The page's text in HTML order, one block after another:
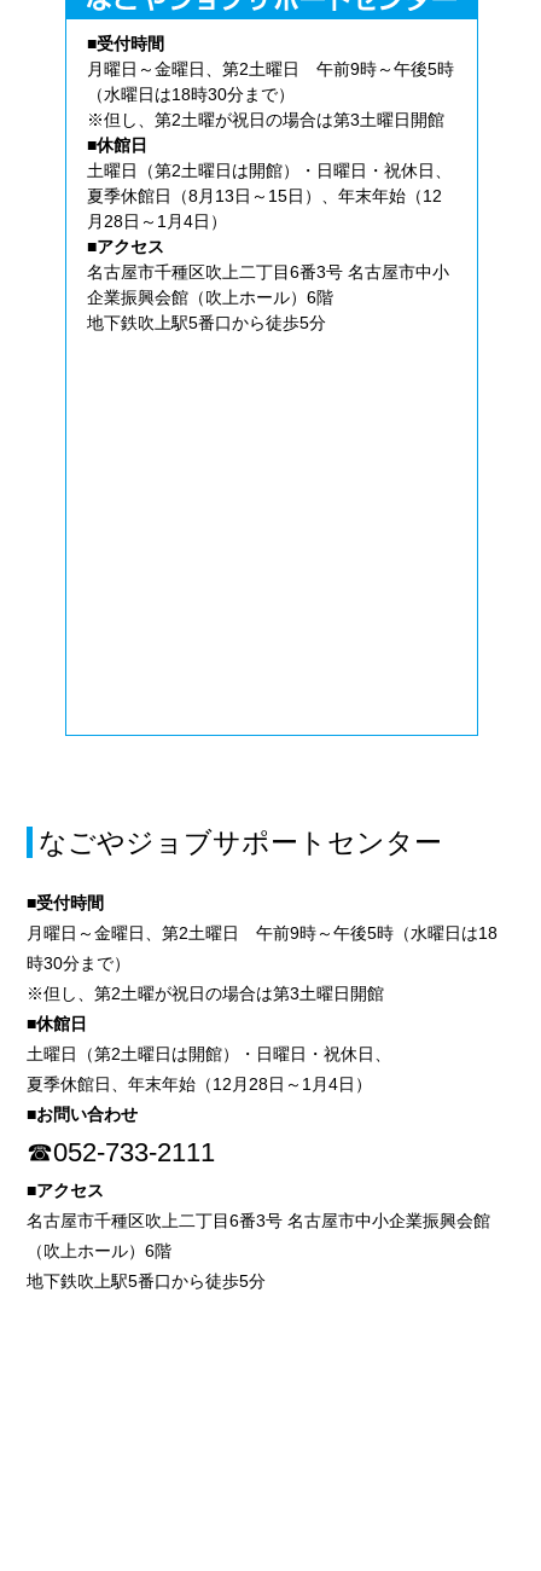
■受付時間
月曜日～金曜日、第2土曜日 午前9時～午後5時
（水曜日は18時30分まで）
※但し、第2土曜が祝日の場合は第3土曜日開館
■休館日
土曜日（第2土曜日は開館）・日曜日・祝休日、
夏季休館日（8月13日～15日）、年末年始（12
月28日～1月4日）
■アクセス
名古屋市千種区吹上二丁目6番3号 名古屋市中小
企業振興会館（吹上ホール）6階
地下鉄吹上駅5番口から徒歩5分
なごやジョブサポートセンター
■受付時間
月曜日～金曜日、第2土曜日 午前9時～午後5時（水曜日は18
時30分まで）
※但し、第2土曜が祝日の場合は第3土曜日開館
■休館日
土曜日（第2土曜日は開館）・日曜日・祝休日、
夏季休館日、年末年始（12月28日～1月4日）
■お問い合わせ
☎052-733-2111
■アクセス
名古屋市千種区吹上二丁目6番3号 名古屋市中小企業振興会館
（吹上ホール）6階
地下鉄吹上駅5番口から徒歩5分